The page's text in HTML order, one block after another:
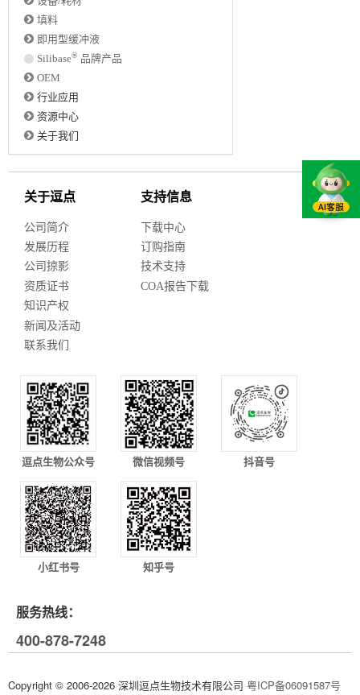
填料
即用型缓冲液
Silibase® 品牌产品
OEM
行业应用
资源中心
关于我们
关于逗点
公司简介
发展历程
公司掠影
资质证书
知识产权
新闻及活动
联系我们
支持信息
下载中心
订购指南
技术支持
COA报告下载
逗点生物公众号 微信视频号 抖音号
小红书号 知乎号
服务热线：
400-878-7248
Copyright © 2006-2026 深圳逗点生物技术有限公司 粤ICP备06091587号